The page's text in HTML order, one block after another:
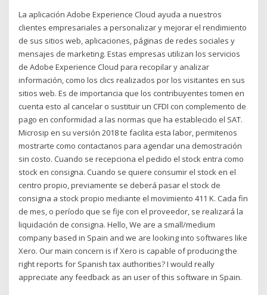
La aplicación Adobe Experience Cloud ayuda a nuestros
clientes empresariales a personalizar y mejorar el rendimiento
de sus sitios web, aplicaciones, páginas de redes sociales y
mensajes de marketing. Estas empresas utilizan los servicios
de Adobe Experience Cloud para recopilar y analizar
información, como los clics realizados por los visitantes en sus
sitios web. Es de importancia que los contribuyentes tomen en
cuenta esto al cancelar o sustituir un CFDI con complemento de
pago en conformidad a las normas que ha establecido el SAT.
Microsip en su versión 2018 te facilita esta labor, permitenos
mostrarte como contactanos para agendar una demostración
sin costo. Cuando se recepciona el pedido el stock entra como
stock en consigna. Cuando se quiere consumir el stock en el
centro propio, previamente se deberá pasar el stock de
consigna a stock propio mediante el movimiento 411 K. Cada fin
de mes, o período que se fije con el proveedor, se realizará la
liquidación de consigna. Hello, We are a small/medium
company based in Spain and we are looking into softwares like
Xero. Our main concern is if Xero is capable of producing the
right reports for Spanish tax authorities? I would really
appreciate any feedback as an user of this software in Spain.